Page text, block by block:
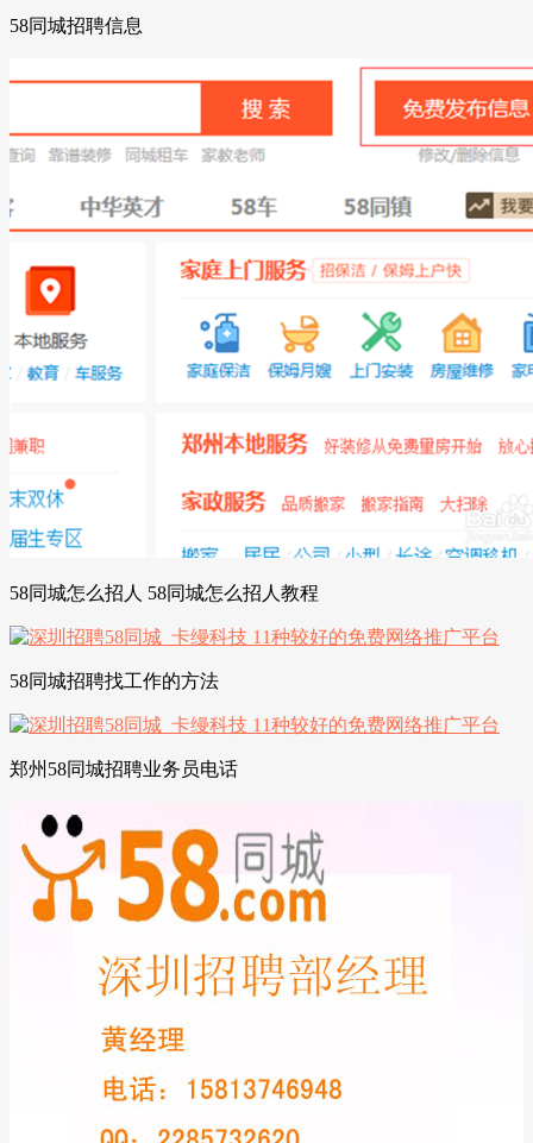
58同城招聘信息
58同城怎么招人 58同城怎么招人教程
58同城招聘找工作的方法
郑州58同城招聘业务员电话